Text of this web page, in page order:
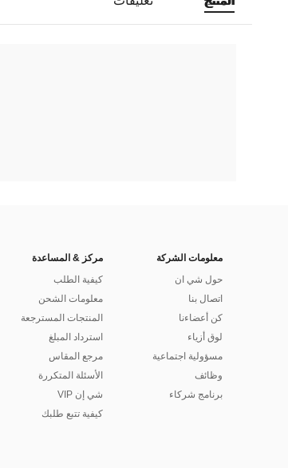
معلومات الشركة
حول شي ان
اتصال بنا
كن أعضاءنا
لوق أزياء
مسؤولية اجتماعية
وظائف
برنامج شركاء
مركز & المساعدة
كيفية الطلب
معلومات الشحن
المنتجات المسترجعة
استرداد المبلغ
مرجع المقاس
الأسئلة المتكررة
شي إن VIP
كيفية تتبع طلبك